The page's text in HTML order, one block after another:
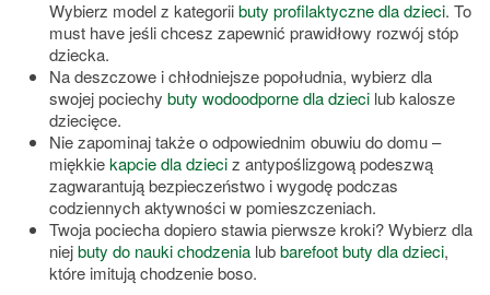
Wybierz model z kategoriibuty profilaktyczne dla dzieci. To
must have jeśli chcesz zapewnić prawidłowy rozwój stóp
dziecka.
Na deszczowe i chłodniejsze popołudnia, wybierz dla
swojej pociechy buty wodoodporne dla dzieci lub kalosze
dziecięce.
Nie zapominaj także o odpowiednim obuwiu do domu –
miękkiekapcie dla dzieciz antypoślizgową podeszwą
zagwarantują bezpieczeństwo i wygodę podczas
codziennych aktywności w pomieszczeniach.
Twoja pociecha dopiero stawia pierwsze kroki? Wybierz dla
niejbuty do nauki chodzenia lubbarefoot buty dla dzieci,
które imitują chodzenie boso.